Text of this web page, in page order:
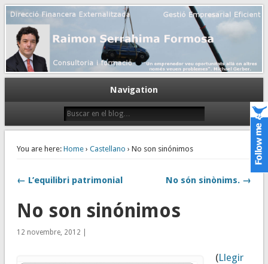
Dirección financiera de la PyME
Gestión empresarial eficiente. Dirección financiera externalizada.
Navigation
You are here: Home› Castellano › No son sinónimos
← L’equilibri patrimonial No són sinònims. →
No son sinónimos
12 novembre, 2012 |
(Llegir